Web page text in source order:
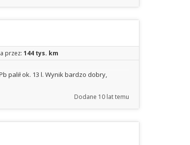
przez: 144 tys. km
palił ok. 13 l. Wynik bardzo dobry,
Dodane 10 lat temu